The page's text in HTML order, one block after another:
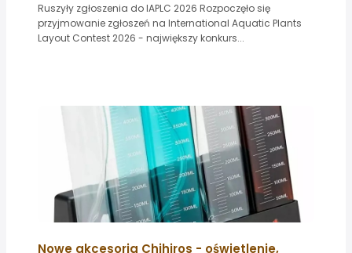
Ruszyły zgłoszenia do IAPLC 2026 Rozpoczęło się
przyjmowanie zgłoszeń na International Aquatic Plants
Layout Contest 2026 - największy konkurs...
Nowe akcesoria Chihiros - oświetlenie,